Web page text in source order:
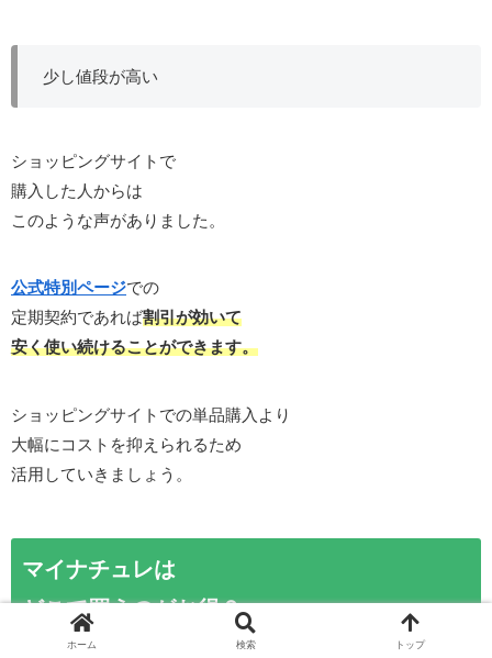
少し値段が高い
ショッピングサイトで
購入した人からは
このような声がありました。
公式特別ページでの
定期契約であれば割引が効いて
安く使い続けることができます。
ショッピングサイトでの単品購入より
大幅にコストを抑えられるため
活用していきましょう。
マイナチュレは
どこで買うのがお得？
ホーム 検索 トップ